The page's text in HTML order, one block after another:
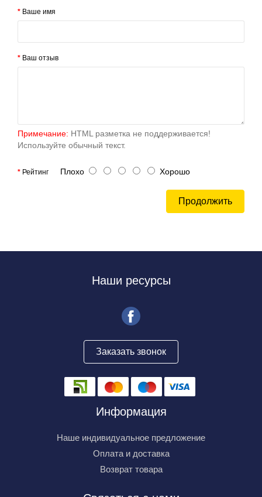
Ваше имя
Ваш отзыв
Примечание: HTML разметка не поддерживается!
Используйте обычный текст.
Рейтинг Плохо Хорошо
Продолжить
Наши ресурсы
Заказать звонок
Информация
Наше индивидуальное предложение
Оплата и доставка
Возврат товара